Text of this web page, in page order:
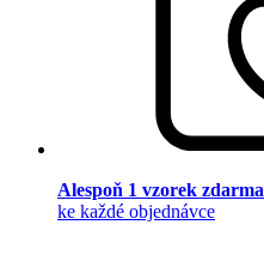
Alespoň 1 vzorek zdarma
ke každé objednávce